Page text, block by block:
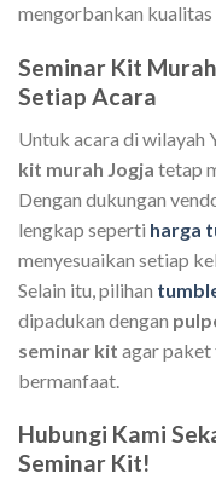
mengorbankan kualitas
Seminar Kit
Setiap Acara
Untuk acara di wilayah
kit murah Jogja tetap
Dengan dukungan
lengkap seperti harga
menyesuaikan setiap
Selain itu, pilihan
dipadukan dengan
seminar kit agar
bermanfaat.
Hubungi Kami
Seminar Kit!